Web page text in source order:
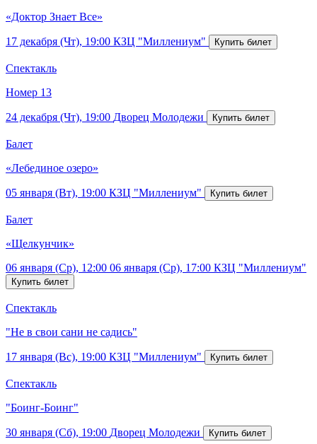
«Доктор Знает Все»
17 декабря (Чт), 19:00 КЗЦ "Миллениум"
Спектакль
Номер 13
24 декабря (Чт), 19:00 Дворец Молодежи
Балет
«Лебединое озеро»
05 января (Вт), 19:00 КЗЦ "Миллениум"
Балет
«Щелкунчик»
06 января (Ср), 12:00 06 января (Ср), 17:00 КЗЦ "Миллениум"
Спектакль
"Не в свои сани не садись"
17 января (Вс), 19:00 КЗЦ "Миллениум"
Спектакль
"Боинг-Боинг"
30 января (Сб), 19:00 Дворец Молодежи